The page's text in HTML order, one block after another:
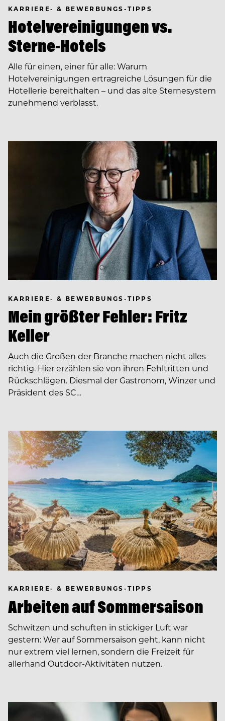
KARRIERE- & BEWERBUNGS-TIPPS
Hotelvereinigungen vs.
Sterne-Hotels
Alle für einen, einer für alle: Warum
Hotelvereinigungen ertragreiche Lösungen für die
Hotellerie bereithalten – und das alte Sternesystem
zunehmend verblasst.
KARRIERE- & BEWERBUNGS-TIPPS
Mein größter Fehler: Fritz
Keller
Auch die Großen der Branche machen nicht alles
richtig. Hier erzählen sie von ihren Fehltritten und
Rückschlägen. Diesmal der Gastronom, Winzer und
Präsident des SC…
KARRIERE- & BEWERBUNGS-TIPPS
Arbeiten auf Sommersaison
Schwitzen und schuften in stickiger Luft war
gestern: Wer auf Sommersaison geht, kann nicht
nur extrem viel lernen, sondern die Freizeit für
allerhand Outdoor-Aktivitäten nutzen.